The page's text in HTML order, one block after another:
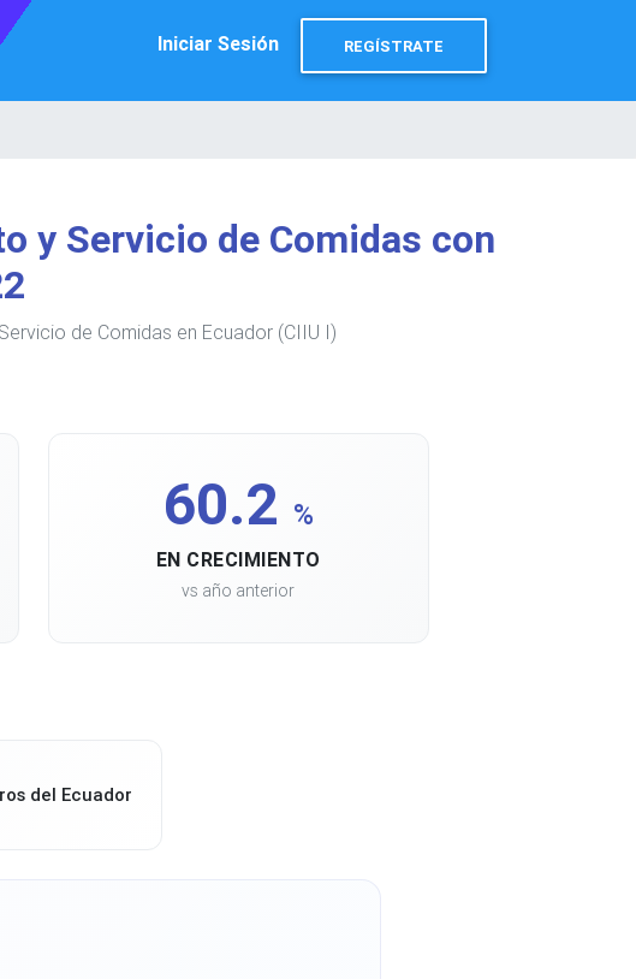
Iniciar Sesión REGÍSTRATE
y Servicio de Comidas con
de Comidas en Ecuador (CIIU I)
60.2 %
EN CRECIMIENTO
vs año anterior
del Ecuador